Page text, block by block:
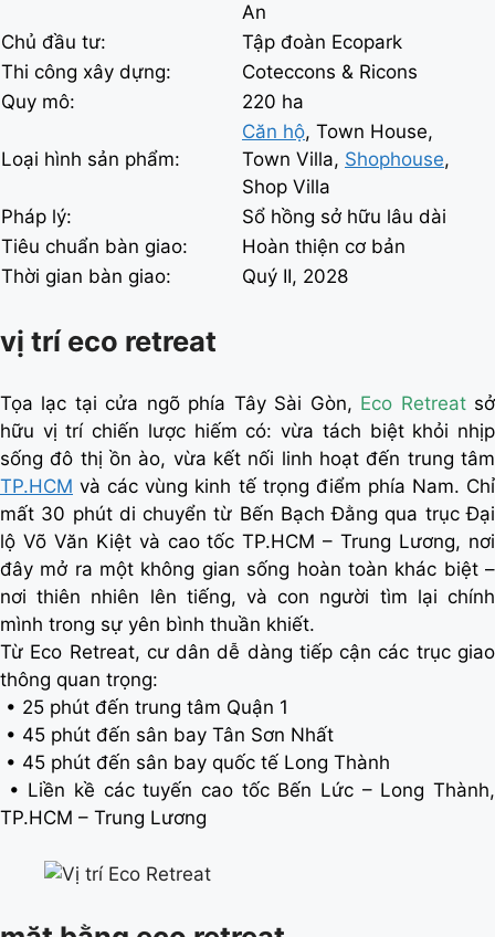
An
Chủ đầu tư:
Tập đoàn Ecopark
Thi công xây dựng:
Coteccons & Ricons
Quy mô:
220 ha
Loại hình sản phẩm:
Căn hộ, Town House,
Town Villa, Shophouse,
Shop Villa
Pháp lý:
Sổ hồng sở hữu lâu dài
Tiêu chuẩn bàn giao:
Hoàn thiện cơ bản
Thời gian bàn giao:
Quý II, 2028
vị trí eco retreat
Tọa lạc tại cửa ngõ phía Tây Sài Gòn, Eco Retreatsở
hữu vị trí chiến lược hiếm có: vừa tách biệt khỏi nhịp
sống đô thị ồn ào, vừa kết nối linh hoạt đến trung tâm
TP.HCM và các vùng kinh tế trọng điểm phía Nam. Chỉ
mất 30 phút di chuyển từ Bến Bạch Đằng qua trục Đại
lộ Võ Văn Kiệt và cao tốc TP.HCM – Trung Lương, nơi
đây mở ra một không gian sống hoàn toàn khác biệt –
nơi thiên nhiên lên tiếng, và con người tìm lại chính
mình trong sự yên bình thuần khiết.
Từ Eco Retreat, cư dân dễ dàng tiếp cận các trục giao
thông quan trọng:
• 25 phút đến trung tâm Quận 1
• 45 phút đến sân bay Tân Sơn Nhất
• 45 phút đến sân bay quốc tế Long Thành
• Liền kề các tuyến cao tốc Bến Lức – Long Thành,
TP.HCM – Trung Lương